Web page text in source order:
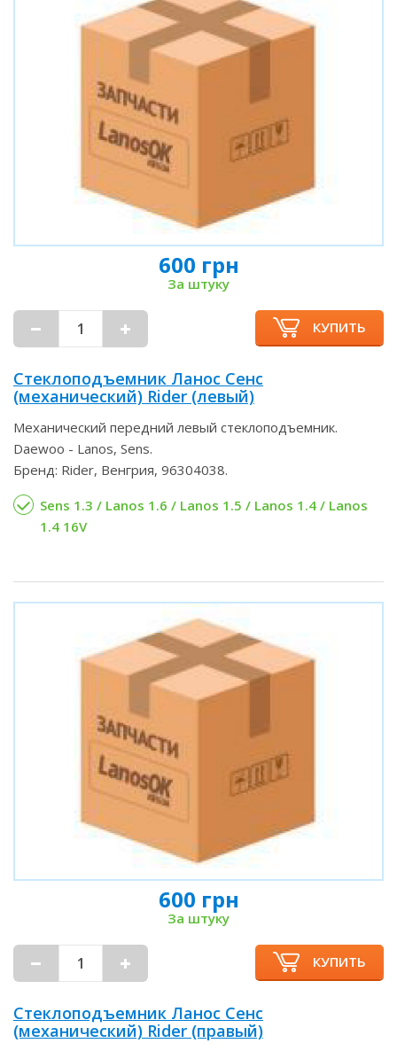
600 грн
За штуку
КУПИТЬ
Стеклоподъемник Ланос Сенс
(механический) Rider (левый)
Механический передний левый стеклоподъемник.
Daewoo - Lanos, Sens.
Бренд: Rider, Венгрия, 96304038.
Sens 1.3 / Lanos 1.6 / Lanos 1.5 / Lanos 1.4 / Lanos
1.4 16V
600 грн
За штуку
КУПИТЬ
Стеклоподъемник Ланос Сенс
(механический) Rider (правый)